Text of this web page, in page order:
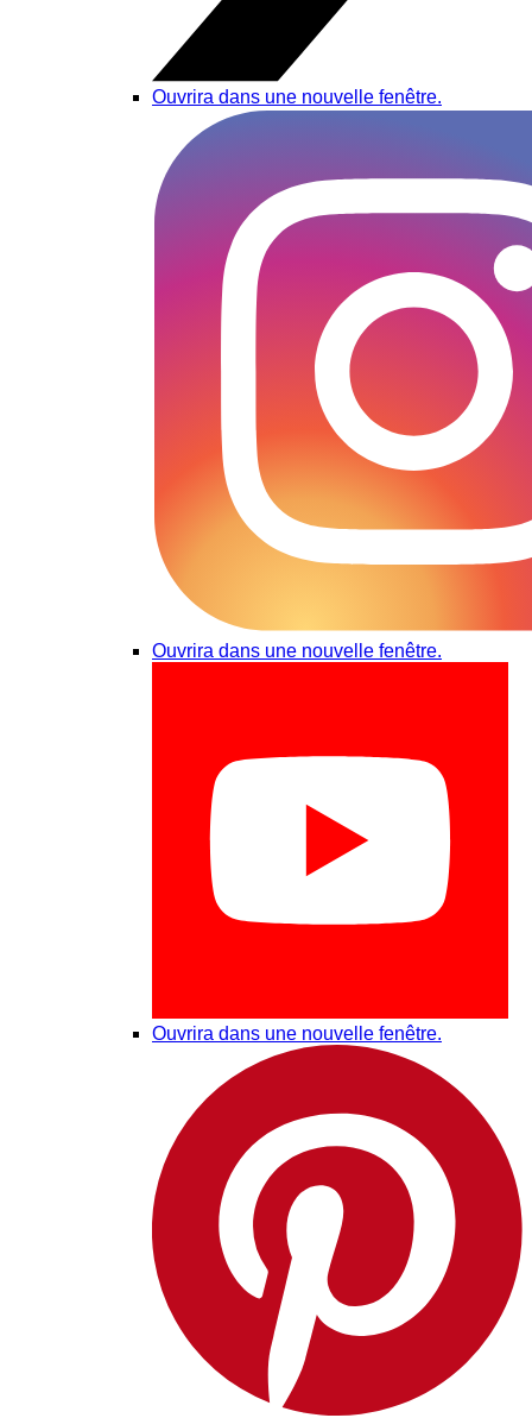
Ouvrira dans une nouvelle fenêtre.
Ouvrira dans une nouvelle fenêtre.
Ouvrira dans une nouvelle fenêtre.